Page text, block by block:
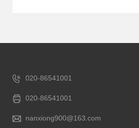
020-86541001
020-86541001
nanxiong900@163.com